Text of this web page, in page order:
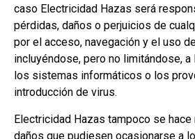
caso Electricidad Hazas será
pérdidas, daños o perjuicios de
por el acceso, navegación y el uso
incluyéndose, pero no limitándose,
los sistemas informáticos o los
introducción de virus.
Electricidad Hazas tampoco se
daños que pudiesen ocasionarse a